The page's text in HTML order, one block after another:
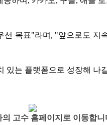
목표"라며, "앞으로도 지
있는 플랫폼으로 성장해 나
고수 홈페이지로 이동합니